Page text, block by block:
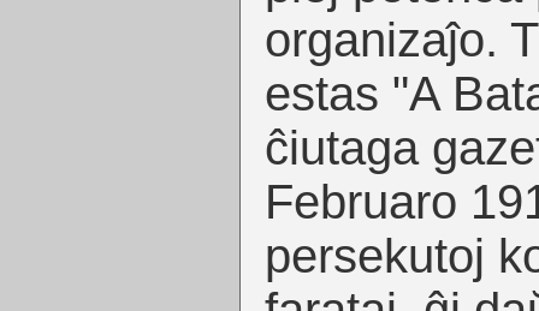
organizaĵo.
estas "A
ĉiutaga
Februaro
persekutoj